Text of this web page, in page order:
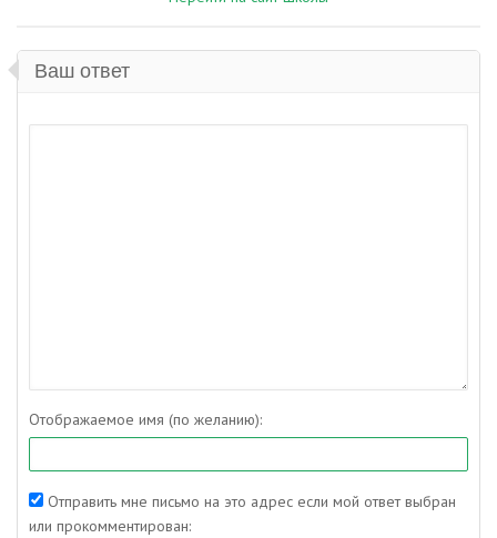
Ваш ответ
Отображаемое имя (по желанию):
Отправить мне письмо на это адрес если мой ответ выбран
или прокомментирован: